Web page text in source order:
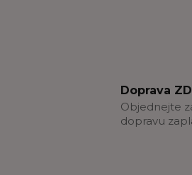
Doprava
Objednejte
dopravu